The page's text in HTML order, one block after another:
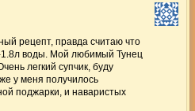
рецепт, правда считаю что
1.8л воды. Мой любимый Тунец
легкий супчик, буду
у меня получилось
поджарки, и наваристых